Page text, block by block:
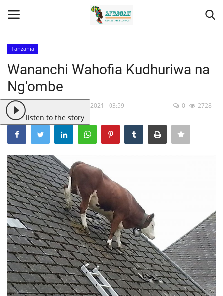
Contact
Eastern Africa
Southern Africa
Northern Africa
Western Africa
Central Africa
Videos
English French Swahili
Tanzania
Wananchi Wahofia Kudhuriwa na
Ng'ombe
1, 2021 - 03:59 0 2728
listen to the story